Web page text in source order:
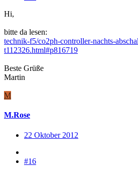
Hi,
bitte da lesen:
technik-f5/co2ph-controller-nachts-
t112326.html#p816719
Beste Grüße
Martin
M
M.Rose
22 Oktober 2012
#16